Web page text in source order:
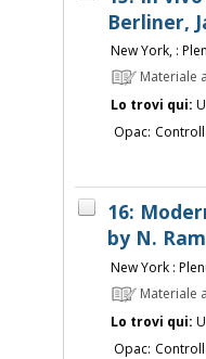
Berliner,
New York, :
Materiale
Lo trovi qui:
Opac:
16:
by N.
New York :
Materiale
Lo trovi qui:
Opac: